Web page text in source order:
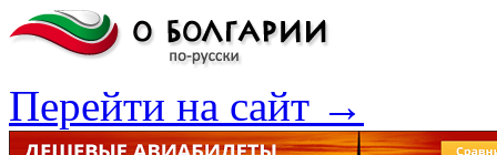
Перейти на сайт →